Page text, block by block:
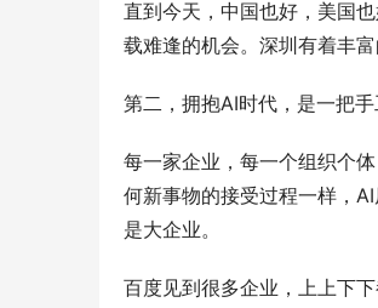
直到今天，中国也好，美国
载难逢的机会。深圳有着丰
第二，拥抱AI时代，是一把手
每一家企业，每一个组织个
何新事物的接受过程一样，
是大企业。
百度见到很多企业，上上下